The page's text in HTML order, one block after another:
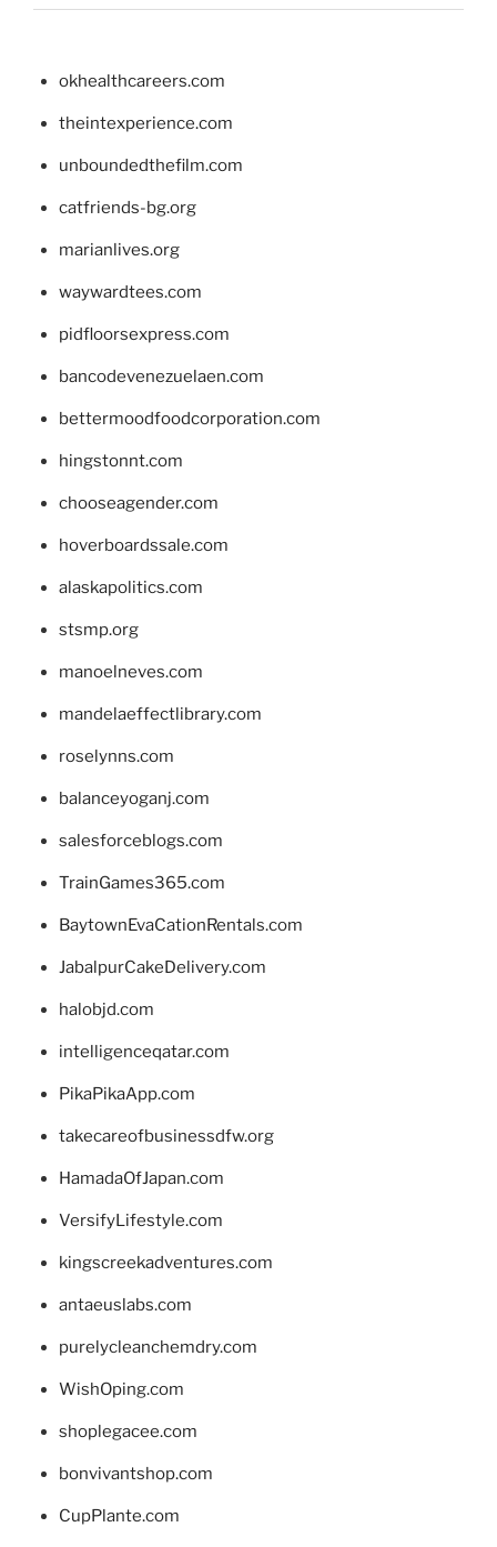
okhealthcareers.com
theintexperience.com
unboundedthefilm.com
catfriends-bg.org
marianlives.org
waywardtees.com
pidfloorsexpress.com
bancodevenezuelaen.com
bettermoodfoodcorporation.com
hingstonnt.com
chooseagender.com
hoverboardssale.com
alaskapolitics.com
stsmp.org
manoelneves.com
mandelaeffectlibrary.com
roselynns.com
balanceyoganj.com
salesforceblogs.com
TrainGames365.com
BaytownEvaCationRentals.com
JabalpurCakeDelivery.com
halobjd.com
intelligenceqatar.com
PikaPikaApp.com
takecareofbusinessdfw.org
HamadaOfJapan.com
VersifyLifestyle.com
kingscreekadventures.com
antaeuslabs.com
purelycleanchemdry.com
WishOping.com
shoplegacee.com
bonvivantshop.com
CupPlante.com